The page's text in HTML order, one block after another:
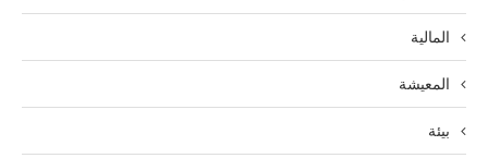
المالية
المعيشة
بيئة